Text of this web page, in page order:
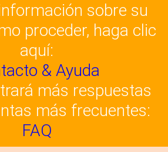
sobre su
proceder, haga clic
aquí:
& Ayuda
más respuestas
más frecuentes:
FAQ